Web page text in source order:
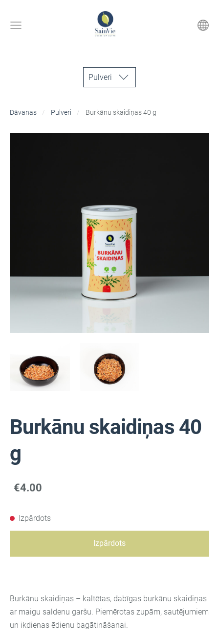
Pulveri
Dāvanas Pulveri Burkānu skaidiņas 40 g
Burkānu skaidiņas 40
g
€4.00
Izpārdots
Izpārdots
Burkānu skaidiņas – kaltētas, dabīgas burkānu skaidiņas
ar maigu saldenu garšu. Piemērotas zupām, sautējumiem
un ikdienas ēdienu bagātināšanai.